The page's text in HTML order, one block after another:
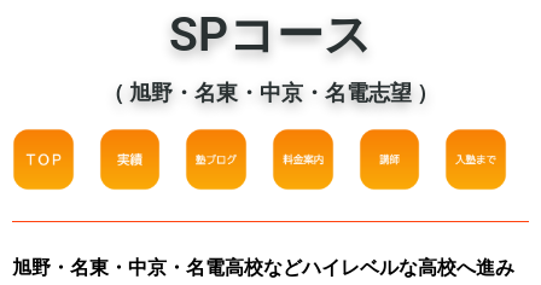
SPコース
（ 旭野・名東・中京・名電志望 ）
旭野・名東・中京・名電高校などハイレベルな高校へ進み